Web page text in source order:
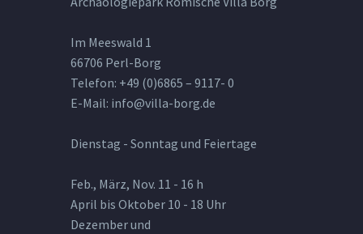
Im Meeswald 1
66706 Perl-Borg
Telefon: +49 (0)6865 – 9117- 0
E-Mail: info@villa-borg.de
Dienstag - Sonntag und Feiertage
Feb., März, Nov. 11 - 16 h
April bis Oktober 10 - 18 Uhr
Dezember und